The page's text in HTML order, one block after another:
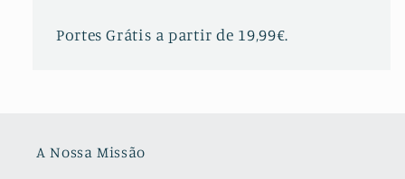
Portes Grátis a partir de 19,99€.
A Nossa Missão